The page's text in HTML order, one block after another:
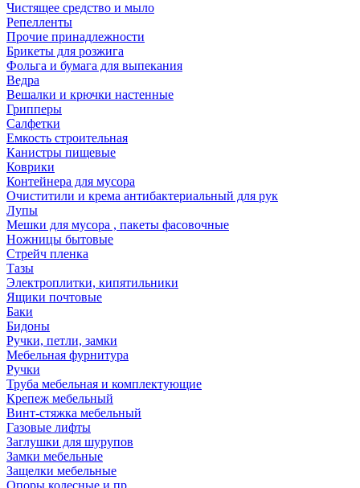
Чистящее средство и мыло
Репелленты
Прочие принадлежности
Брикеты для розжига
Фольга и бумага для выпекания
Ведра
Вешалки и крючки настенные
Грипперы
Салфетки
Емкость строительная
Канистры пищевые
Коврики
Контейнера для мусора
Очиститили и крема антибактериальный для рук
Лупы
Мешки для мусора , пакеты фасовочные
Ножницы бытовые
Стрейч пленка
Тазы
Электроплитки, кипятильники
Ящики почтовые
Баки
Бидоны
Ручки, петли, замки
Мебельная фурнитура
Ручки
Труба мебельная и комплектующие
Крепеж мебельный
Винт-стяжка мебельный
Газовые лифты
Заглушки для шурупов
Замки мебельные
Защелки мебельные
Опоры колесные и пр.